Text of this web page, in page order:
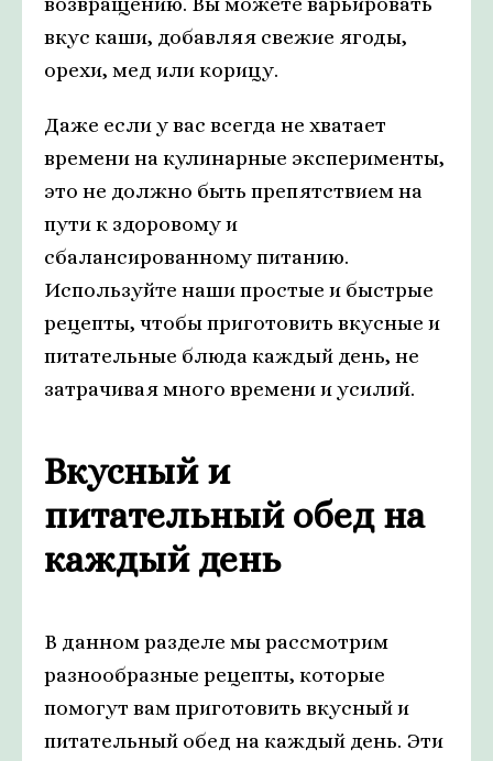
вкус каши, добавляя свежие ягоды,
орехи, мед или корицу.
Даже если у вас всегда не хватает
времени на кулинарные эксперименты,
это не должно быть препятствием на
пути к здоровому и
сбалансированному питанию.
Используйте наши простые и быстрые
рецепты, чтобы приготовить вкусные и
питательные блюда каждый день, не
затрачивая много времени и усилий.
Вкусный и
питательный обед на
каждый день
В данном разделе мы рассмотрим
разнообразные рецепты, которые
помогут вам приготовить вкусный и
питательный обед на каждый день. Эти